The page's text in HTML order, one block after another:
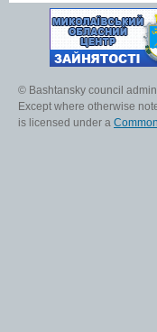
© Bashtansky council
Except where otherwise
is licensed under a